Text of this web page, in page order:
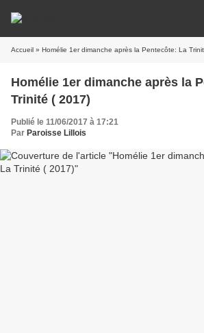
Accueil » Homélie 1er dimanche après la Pentecôte: La
Homélie 1er dimanche après la
Trinité ( 2017)
Publié le 11/06/2017 à 17:21
Par Paroisse Lillois